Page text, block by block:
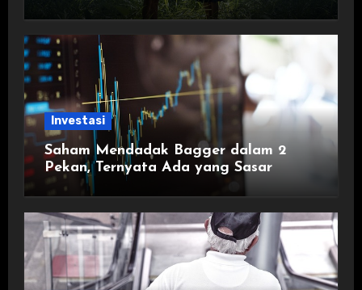
Investasi
Saham Mendadak Bagger dalam 2
Pekan, Ternyata Ada yang Sasar